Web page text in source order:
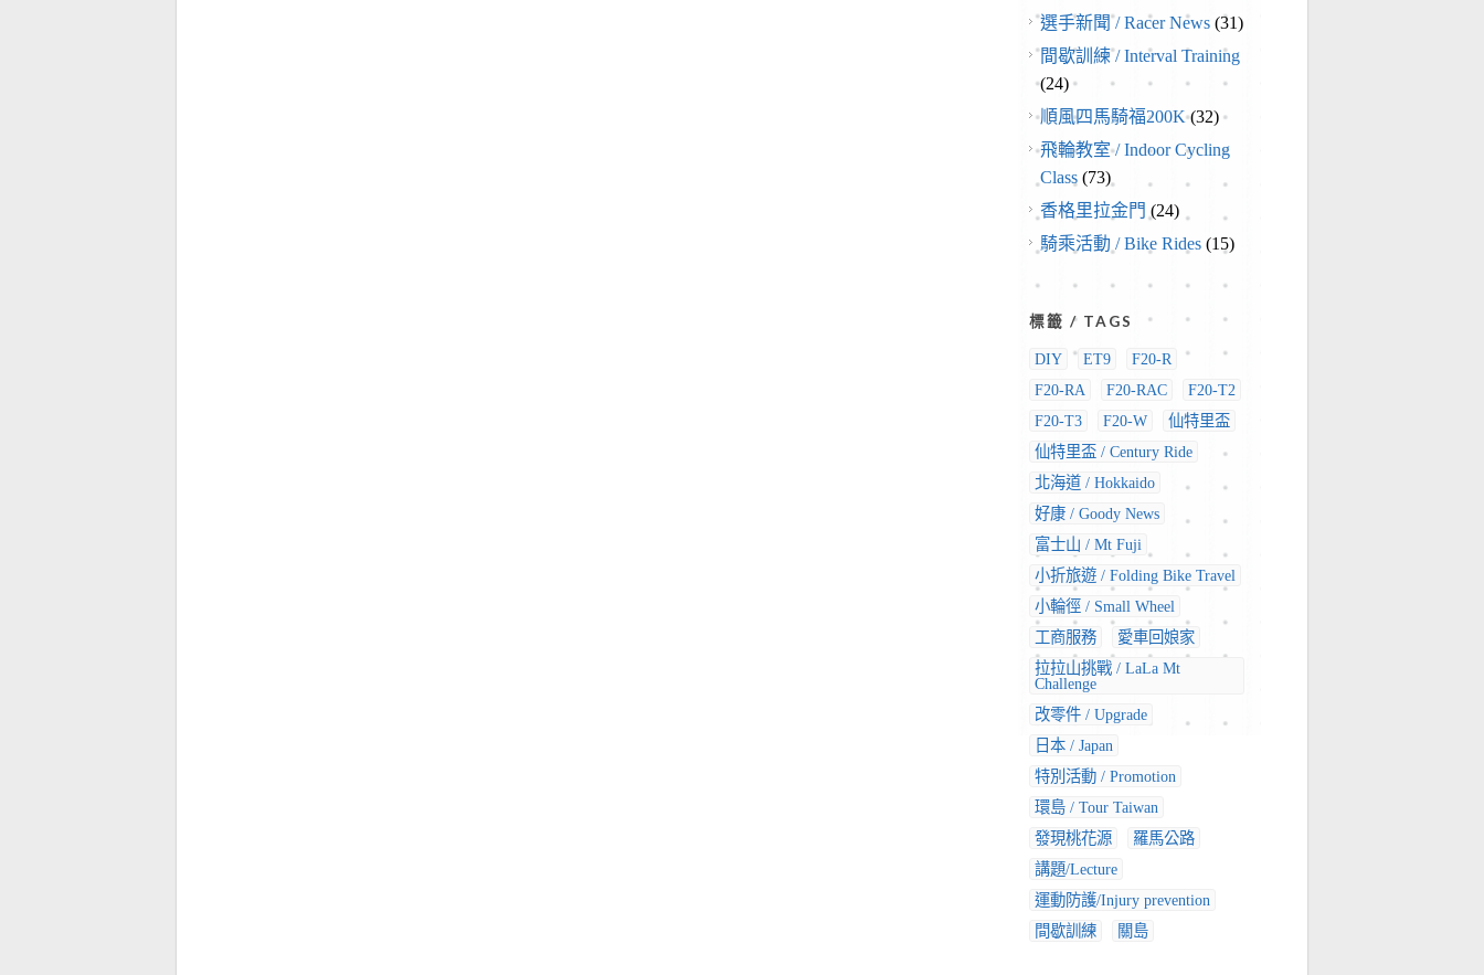
選手新聞 / Racer News (31)
間歇訓練 / Interval Training
(24)
順風四馬騎福200K(32)
飛輪教室 / Indoor Cycling
Class (73)
香格里拉金門 (24)
騎乘活動 / Bike Rides (15)
標籤 / TAGS
DIY ET9
F20-R
F20-RA
F20-RAC
F20-T2
F20-T3
F20-W
仙特里盃
仙特里盃 / Century Ride
北海道 / Hokkaido
好康 / Goody News
富士山 / Mt Fuji
小折旅遊 / Folding Bike Travel
小輪徑 / Small Wheel
工商服務
愛車回娘家
拉拉山挑戰 / LaLa Mt
Challenge
改零件 / Upgrade
日本 / Japan
特別活動 / Promotion
環島 / Tour Taiwan
發現桃花源
羅馬公路
講題/Lecture
運動防護/Injury prevention
間歇訓練
關島